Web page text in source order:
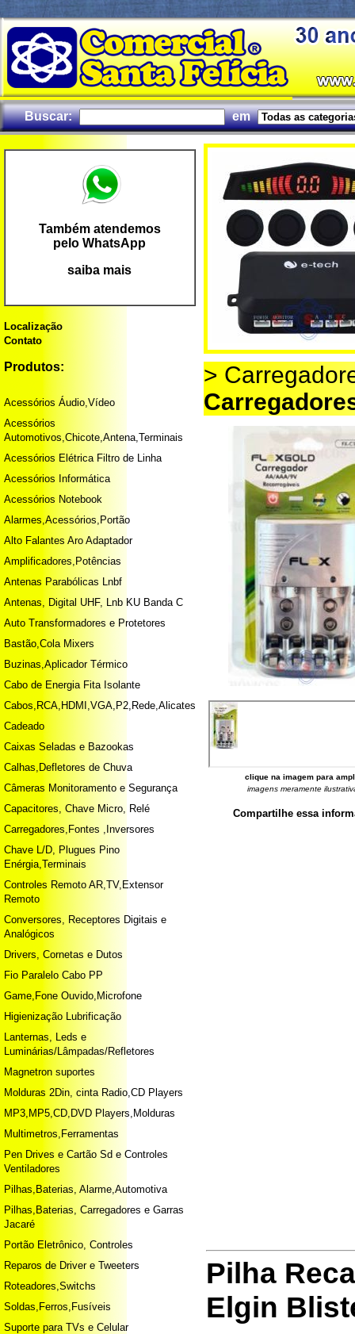
Buscar: em
Também atendemos
pelo WhatsApp
saiba mais
Localização
Contato
Produtos:
Acessórios Áudio,Vídeo
Acessórios
Automotivos,Chicote,Antena,Terminais
Acessórios Elétrica Filtro de Linha
Acessórios Informática
Acessórios Notebook
Alarmes,Acessórios,Portão
Alto Falantes Aro Adaptador
Amplificadores,Potências
Antenas Parabólicas Lnbf
Antenas, Digital UHF, Lnb KU Banda C
Auto Transformadores e Protetores
Bastão,Cola Mixers
Buzinas,Aplicador Térmico
Cabo de Energia Fita Isolante
Cabos,RCA,HDMI,VGA,P2,Rede,Alicates
Cadeado
Caixas Seladas e Bazookas
Calhas,Defletores de Chuva
Câmeras Monitoramento e Segurança
Capacitores, Chave Micro, Relé
Carregadores,Fontes ,Inversores
Chave L/D, Plugues Pino
Enérgia,Terminais
Controles Remoto AR,TV,Extensor
Remoto
Conversores, Receptores Digitais e
Analógicos
Drivers, Cornetas e Dutos
Fio Paralelo Cabo PP
Game,Fone Ouvido,Microfone
Higienização Lubrificação
Lanternas, Leds e
Luminárias/Lâmpadas/Refletores
Magnetron suportes
Molduras 2Din, cinta Radio,CD Players
MP3,MP5,CD,DVD Players,Molduras
Multimetros,Ferramentas
Pen Drives e Cartão Sd e Controles
Ventiladores
Pilhas,Baterias, Alarme,Automotiva
Pilhas,Baterias, Carregadores e Garras
Jacaré
Portão Eletrônico, Controles
Reparos de Driver e Tweeters
Roteadores,Switchs
Soldas,Ferros,Fusíveis
Suporte para TVs e Celular
>
clique na imagem para
imagens meramente
Compartilhe essa
Pilha
Elgin